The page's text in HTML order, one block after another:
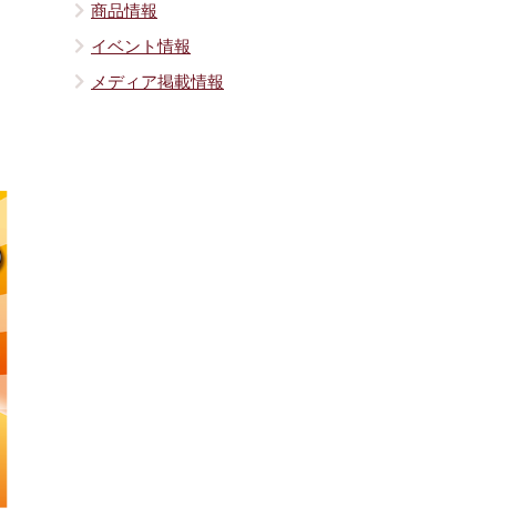
商品情報
イベント情報
メディア掲載情報